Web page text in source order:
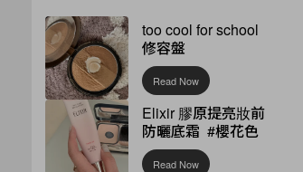
too cool for school
修容盤
Read Now
Elixir 膠原提亮妝前
防曬底霜 #櫻花色
Read Now